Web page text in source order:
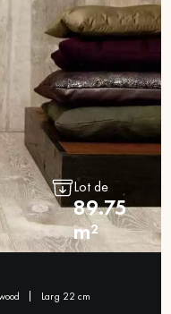
Lot de
89.75
m²
larg 22 cm